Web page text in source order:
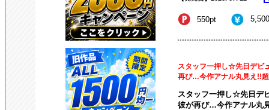
550pt
スタッフ一押し☆先日デビ
再び…今作アナル丸見え!!
スタッフ一押し☆先日デ
彼が再び…今作アナル丸